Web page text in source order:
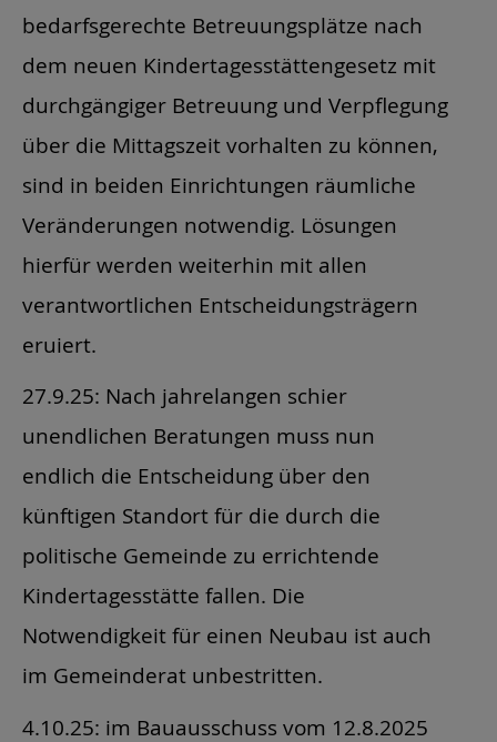
bedarfsgerechte Betreuungsplätze nach
dem neuen Kindertagesstättengesetz mit
durchgängiger Betreuung und Verpflegung
über die Mittagszeit vorhalten zu können,
sind in beiden Einrichtungen räumliche
Veränderungen notwendig. Lösungen
hierfür werden weiterhin mit allen
verantwortlichen Entscheidungsträgern
eruiert.
27.9.25: Nach jahrelangen schier
unendlichen Beratungen muss nun
endlich die Entscheidung über den
künftigen Standort für die durch die
politische Gemeinde zu errichtende
Kindertagesstätte fallen. Die
Notwendigkeit für einen Neubau ist auch
im Gemeinderat unbestritten.
4.10.25: im Bauausschuss vom 12.8.2025